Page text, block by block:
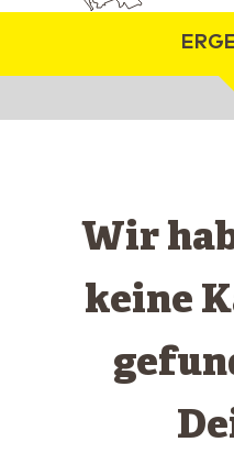
Wir
keine